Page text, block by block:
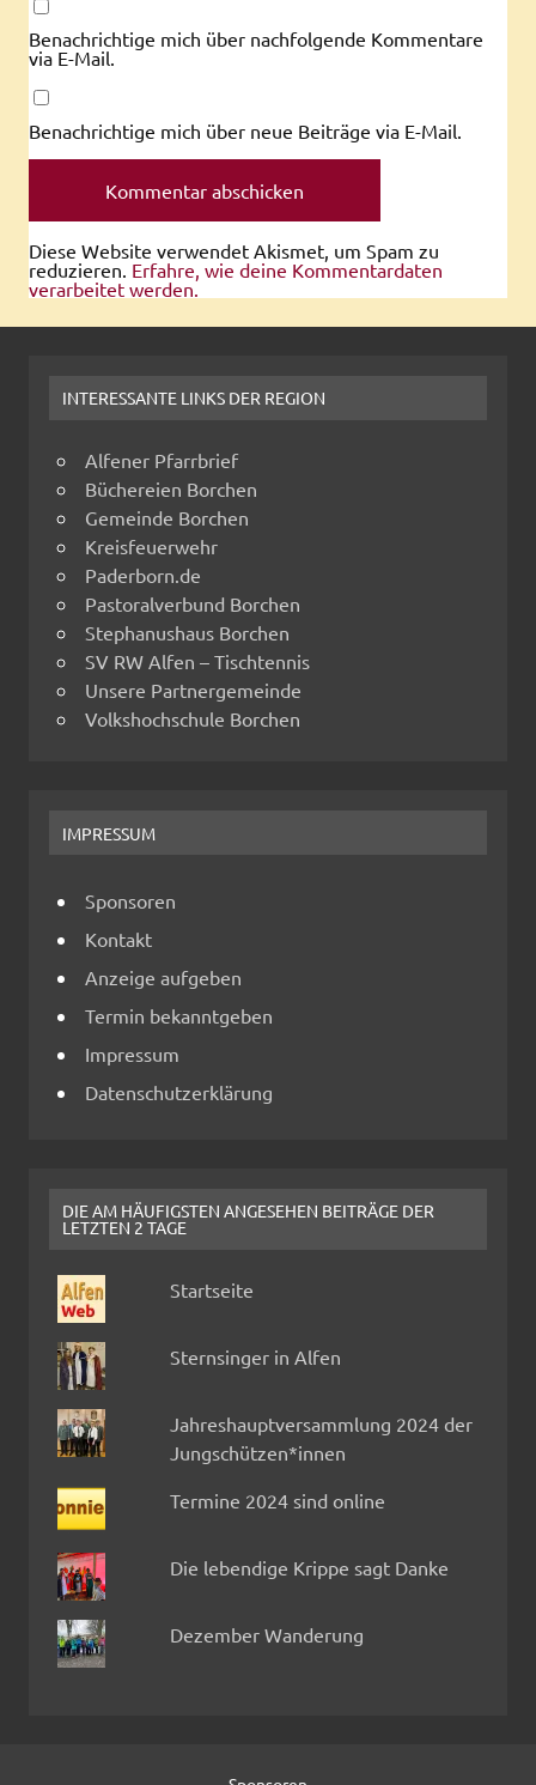
Benachrichtige mich über nachfolgende Kommentare
via E-Mail.
Benachrichtige mich über neue Beiträge via E-Mail.
Diese Website verwendet Akismet, um Spam zu
reduzieren. Erfahre, wie deine Kommentardaten
verarbeitet werden.
INTERESSANTE LINKS DER REGION
Alfener Pfarrbrief
Büchereien Borchen
Gemeinde Borchen
Kreisfeuerwehr
Paderborn.de
Pastoralverbund Borchen
Stephanushaus Borchen
SV RW Alfen – Tischtennis
Unsere Partnergemeinde
Volkshochschule Borchen
IMPRESSUM
Sponsoren
Kontakt
Anzeige aufgeben
Termin bekanntgeben
Impressum
Datenschutzerklärung
DIE AM HÄUFIGSTEN ANGESEHEN BEITRÄGE DER
LETZTEN 2 TAGE
Startseite
Sternsinger in Alfen
Jahreshauptversammlung 2024 der
Jungschützen*innen
Termine 2024 sind online
Die lebendige Krippe sagt Danke
Dezember Wanderung